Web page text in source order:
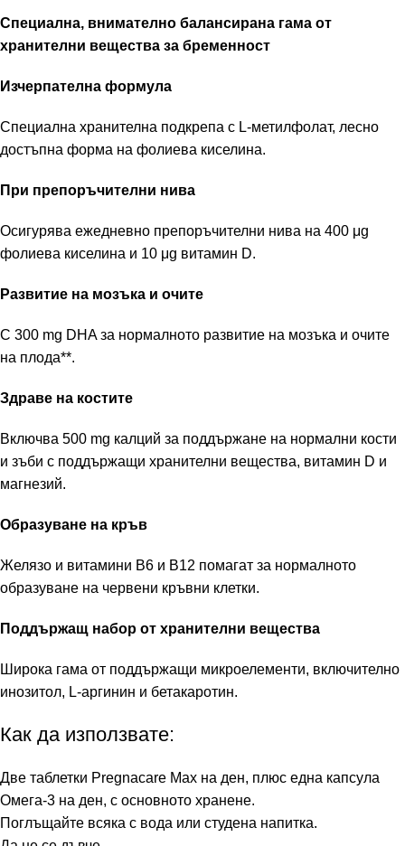
Специална, внимателно балансирана гама от
хранителни вещества за бременност
Изчерпателна формула
Специална хранителна подкрепа с L-метилфолат, лесно
достъпна форма на фолиева киселина.
При препоръчителни нива
Осигурява ежедневно препоръчителни нива на 400 μg
фолиева киселина и 10 μg витамин D.
Развитие на мозъка и очите
С 300 mg DHA за нормалното развитие на мозъка и очите
на плода**.
Здраве на костите
Включва 500 mg калций за поддържане на нормални кости
и зъби с поддържащи хранителни вещества, витамин D и
магнезий.
Образуване на кръв
Желязо и витамини В6 и В12 помагат за нормалното
образуване на червени кръвни клетки.
Поддържащ набор от хранителни вещества
Широка гама от поддържащи микроелементи, включително
инозитол, L-аргинин и бетакаротин.
Как да използвате:
Две таблетки Pregnacare Max на ден, плюс една капсула
Омега-3 на ден, с основното хранене.
Поглъщайте всяка с вода или студена напитка.